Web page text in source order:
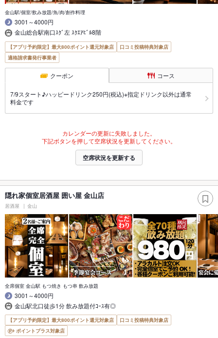
金山駅/個室/飲み放題/魚/肉/創作料理
3001～4000円
金山総合駅南口ｽｸﾞ左 ｽｸｴｱﾋﾞﾙ8階
【アプリ予約限定】最大800ポイント還元対象店
口コミ投稿特典対象店
適格請求書発行事業者
クーポン コース
7/9スタート♪ハッピードリンク250円(税込)※指定ドリンク以外は通常
料金です
カレンダーの更新に失敗しました。
下記ボタンを押して空席状況を更新してください。
空席状況を更新する
隠れ家個室居酒屋 囲い屋 金山店
居酒屋 金山
全席個室 金山駅 もつ焼き もつ串 飲み放題
3001～4000円
金山駅北口徒歩1分 飲み放題付ｺｰｽ有◎
【アプリ予約限定】最大800ポイント還元対象店
口コミ投稿特典対象店
ポイントプラス対象店